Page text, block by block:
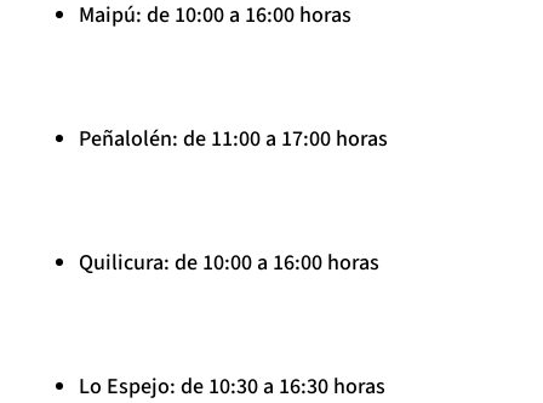
Maipú: de 10:00 a 16:00 horas
Peñalolén: de 11:00 a 17:00 horas
Quilicura: de 10:00 a 16:00 horas
Lo Espejo: de 10:30 a 16:30 horas